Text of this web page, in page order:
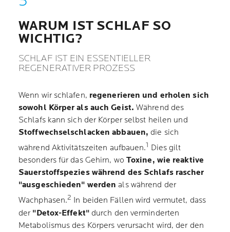
WARUM IST SCHLAF SO
WICHTIG?
SCHLAF IST EIN ESSENTIELLER
REGENERATIVER PROZESS
Wenn wir schlafen, regenerieren und erholen sich
sowohl Körper als auch Geist. Während des
Schlafs kann sich der Körper selbst heilen und
Stoffwechselschlacken abbauen, die sich
während Aktivitätszeiten aufbauen.1 Dies gilt
besonders für das Gehirn, wo Toxine, wie reaktive
Sauerstoffspezies während des Schlafs rascher
"ausgeschieden" werden als während der
Wachphasen.2 In beiden Fällen wird vermutet, dass
der "Detox-Effekt"durch den verminderten
Metabolismus des Körpers verursacht wird, der den